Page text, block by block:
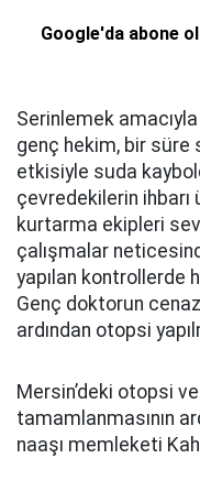
Google'da abone
Serinlemek
genç hekim, bir süre
etkisiyle suda
çevredekilerin ihbarı
kurtarma ekipleri
çalışmalar
yapılan kontrollerde
Genç doktorun
ardından otopsi
Mersin’deki otopsi
tamamlanmasının
naaşı memleketi